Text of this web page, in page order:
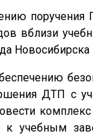
поручения
вблизи
Новосибирска
ДТП с
учебным